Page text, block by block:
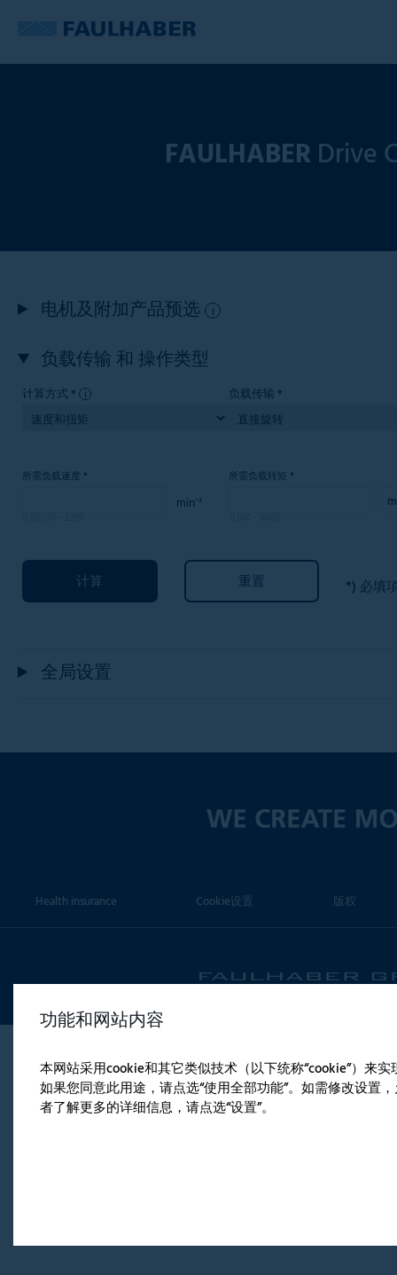
FAULHABER Drive
电机及附加产品预选 i
负载传输 和 操作类型
计算方式 * i 负载传输 *
所需负载速度 * 所需负载转矩 *
计算 重置 *) 必填
全局设置
Health insurance Cookie设置 版权
功能和网站内容
本网站采用cookie和其它类似技术（以下统称“cookie”）来
如果您同意此用途，请点选“使用全部功能”。如需修改设置
者了解更多的详细信息，请点选“设置”。